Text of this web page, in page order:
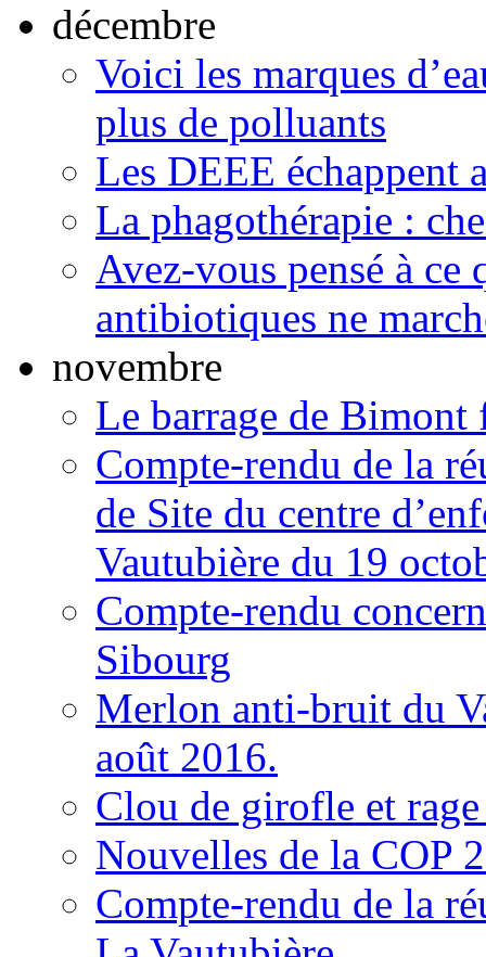
décembre
Voici les marques
plus de polluants
Les DEEE échappent
La phagothérapie :
Avez-vous pensé à ce
antibiotiques ne
novembre
Le barrage de Bimont
Compte-rendu de la
de Site du centre
Vautubière du 19
Compte-rendu
Sibourg
Merlon anti-bruit du
août 2016.
Clou de girofle et rage
Nouvelles de la COP
Compte-rendu de la